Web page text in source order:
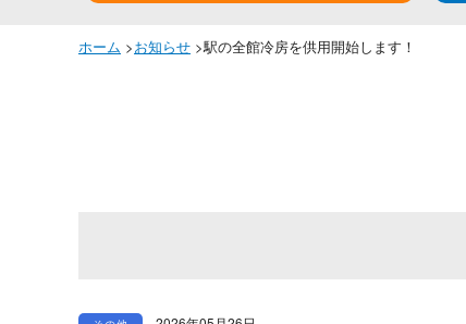
ホーム >お知らせ >駅の全館冷房を供用開始します！